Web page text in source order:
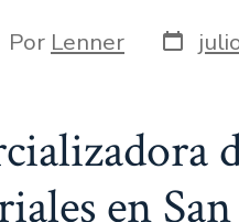
Por Lenner Fecha
de
en